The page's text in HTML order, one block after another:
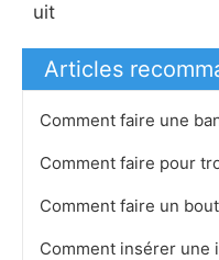
uit
Articles
Comment faire une
Comment faire un
Comment insérer une